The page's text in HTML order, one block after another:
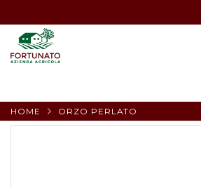
HOME ORZO PERLATO